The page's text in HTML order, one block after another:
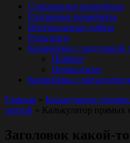
Спиральные конвейеры
Роликовые конвейеры
Вертикальные лифты
Рольганги
Конвейеры с модульной
Прямые
Поворотные
Конвейеры с
Главная » Калькулятор
лентой » Калькулятор прямых
Заголовок какой-то